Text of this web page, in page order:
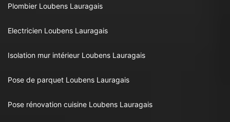
Plombier Loubens Lauragais
Electricien Loubens Lauragais
Isolation mur intérieur Loubens Lauragais
Pose de parquet Loubens Lauragais
Pose rénovation cuisine Loubens Lauragais